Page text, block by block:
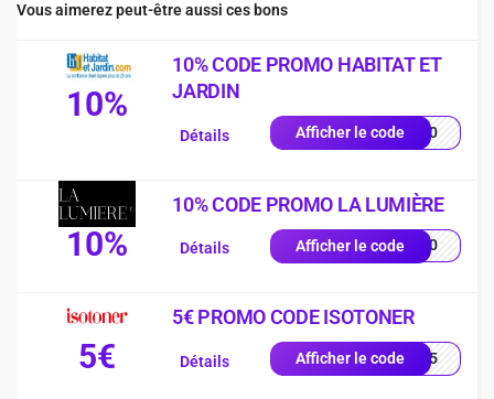
Vous aimerez peut-être aussi ces bons
10%
10% CODE PROMO HABITAT ET
JARDIN
Afficher le codeEN10
Détails
10%
10% CODE PROMO LA LUMIÈRE
Afficher le codeYS10
Détails
5€
5€ PROMO CODE ISOTONER
Afficher le code2605
Détails